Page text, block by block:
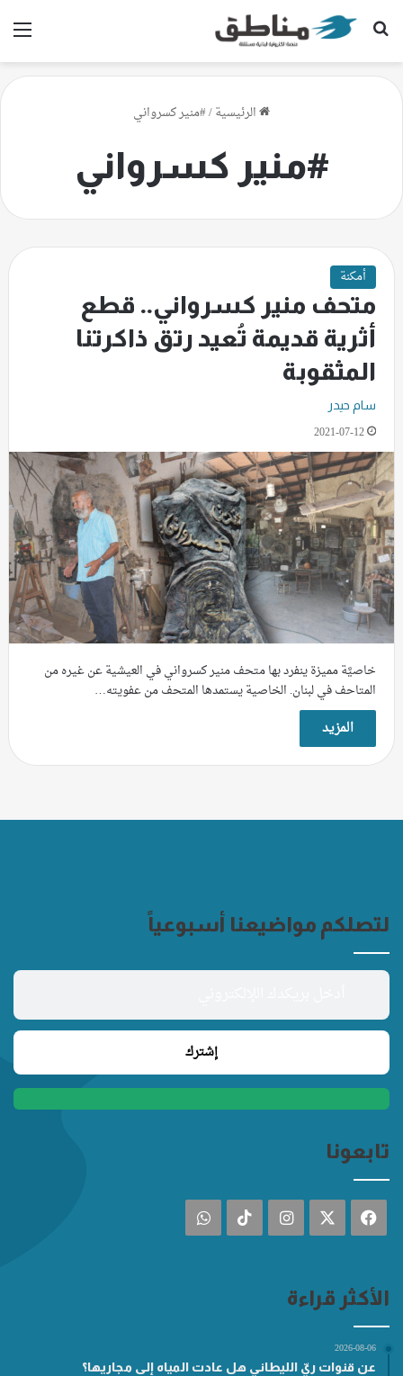
بحث عن
الرئيسية/#منير كسرواني
#منير كسرواني
أمكنة
متحف منير كسرواني.. قطع
أثرية قديمة تُعيد رتق ذاكرتنا
المثقوبة
سام حيدر
2021-07-12
خاصيَّة مميزة ينفرد بها متحف منير كسرواني في العيشية عن غيره من
المتاحف في لبنان. الخاصية يستمدها المتحف من عفويته…
المزيد
لتصلكم مواضيعنا أسبوعياً
تابعونا
فيسبوك انستقرام ‫TikTokواتساب
الأكثر قراءة
2026-08-06
عن قنوات ريّ الليطاني هل عادت المياه إلى مجاريها؟